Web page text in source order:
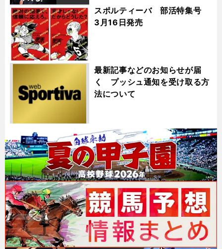
スポルティーバ 部活特集号
3月16日発売
最新記事などのお知らせが届
く プッシュ通知を受け取る方
法について